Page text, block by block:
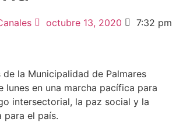
octubre 13, 2020 7:32 pm
la Municipalidad de Palmares
lunes en una marcha pacífica para
intersectorial, la paz social y la
para el país.